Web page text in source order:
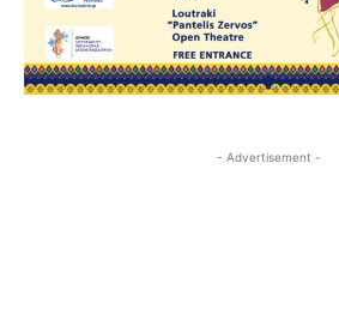
- Advertisement -